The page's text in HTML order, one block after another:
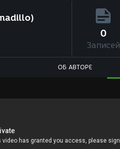
0
Записей
ОБ АВТОРЕ